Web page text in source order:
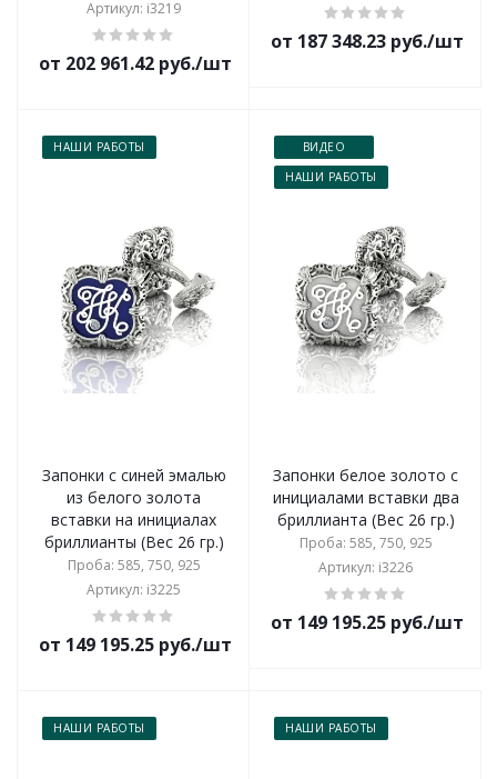
Артикул: i3219
от 202 961.42 руб./шт
от 187 348.23 руб./шт
НАШИ РАБОТЫ
Запонки с синей эмалью
из белого золота
вставки на инициалах
бриллианты (Вес 26 гр.)
Проба: 585, 750, 925
Артикул: i3225
от 149 195.25 руб./шт
ВИДЕО
НАШИ РАБОТЫ
Запонки белое золото с
инициалами вставки два
бриллианта (Вес 26 гр.)
Проба: 585, 750, 925
Артикул: i3226
от 149 195.25 руб./шт
НАШИ РАБОТЫ НАШИ РАБОТЫ